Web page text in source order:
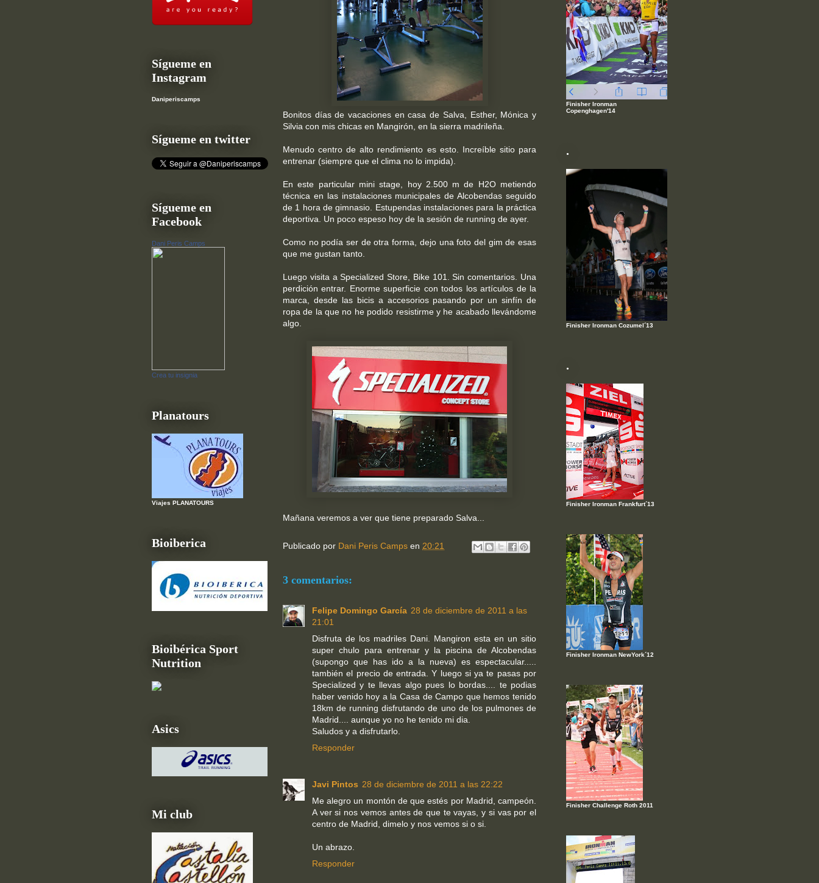
Bonitos días de vacaciones en casa de Salva, Esther, Mónica y
Silvia con mis chicas en Mangirón, en la sierra madrileña.
Menudo centro de alto rendimiento es esto. Increíble sitio para
entrenar (siempre que el clima no lo impida).
En este particular mini stage, hoy 2.500 m de H2O metiendo
técnica en las instalaciones municipales de Alcobendas seguido
de 1 hora de gimnasio. Estupendas instalaciones para la práctica
deportiva. Un poco espeso hoy de la sesión de running de ayer.
Como no podía ser de otra forma, dejo una foto del gim de esas
que me gustan tanto.
Luego visita a Specialized Store, Bike 101. Sin comentarios. Una
perdición entrar. Enorme superficie con todos los artículos de la
marca, desde las bicis a accesorios pasando por un sinfín de
ropa de la que no he podido resistirme y he acabado llevándome
algo.
Mañana veremos a ver que tiene preparado Salva...
Publicado por Dani Peris Camps en 20:21
3 comentarios:
Felipe Domingo García 28 de diciembre de 2011 a las
21:01
Disfruta de los madriles Dani. Mangiron esta en un sitio
super chulo para entrenar y la piscina de Alcobendas
(supongo que has ido a la nueva) es espectacular.....
también el precio de entrada. Y luego si ya te pasas por
Specialized y te llevas algo pues lo bordas.... te podias
haber venido hoy a la Casa de Campo que hemos tenido
18km de running disfrutando de uno de los pulmones de
Madrid.... aunque yo no he tenido mi dia.
Saludos y a disfrutarlo.
Responder
Javi Pintos 28 de diciembre de 2011 a las 22:22
Me alegro un montón de que estés por Madrid, campeón.
A ver si nos vemos antes de que te vayas, y si vas por el
centro de Madrid, dimelo y nos vemos si o si.
Un abrazo.
Responder
Sígueme en
Instagram
Daniperiscamps
Sígueme en twitter
Sígueme en
Facebook
Dani Peris Camps
Crea tu insignia
Planatours
Viajes PLANATOURS
Bioiberica
Bioibérica Sport
Nutrition
Asics
Mi club
Finisher Ironman
Copenghagen'14
.
Finisher Ironman Cozumel´13
.
Finisher Ironman Frankfurt´13
Finisher Ironman NewYork´12
Finisher Challenge Roth 2011